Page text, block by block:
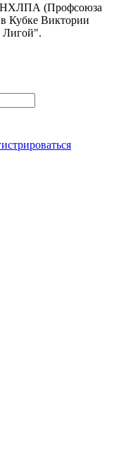
НХЛПА (Профсоюза
Кубке Виктории
Лигой".